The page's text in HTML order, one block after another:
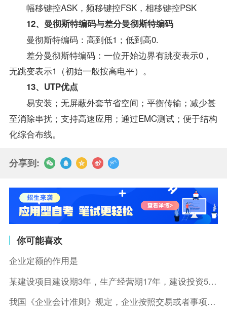
幅移键控ASK，频移键控FSK，相移键控PSK
12、曼彻斯特编码与差分曼彻斯特编码
曼彻斯特编码：高到低1；低到高0.
差分曼彻斯特编码：一位开始边界有跳变表示0，
无跳变表示1（初始一般按高电平）。
13、UTP优点
易安装；无屏蔽外套节省空间；平衡传输；减少甚
至消除串扰；支持高速应用；通过EMC测试；便于结构
化综合布线。
分享到:
你可能喜欢
企业定额的作用是
某建设项目建设期3年，生产经营期17年，建设投资5500万元
我国《企业会计准则》规定，企业按照交易或者事项的经济特征确定